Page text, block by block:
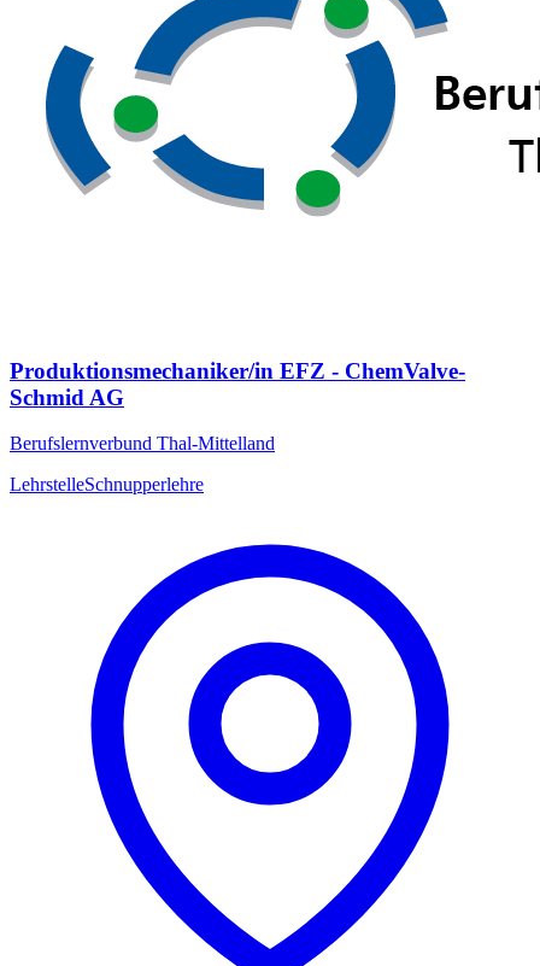
Produktionsmechaniker/in EFZ - ChemValve-
Schmid AG
Berufslernverbund Thal-Mittelland
LehrstelleSchnupperlehre